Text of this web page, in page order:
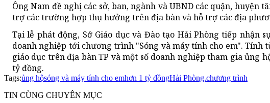
Ông Nam đề nghị các sở, ban, ngành và UBND các quận, huyện
trợ các trường hợp thụ hưởng trên địa bàn và hỗ trợ các địa
Tại lễ phát động, Sở Giáo dục và Đào tạo Hải Phòng tiếp nhận
doanh nghiệp tới chương trình "Sóng và máy tính cho em". Tính
giáo dục trên địa bàn TP và một số doanh nghiệp tham gia ủng
tỷ đồng.
Tags:ủng hộsóng và máy tính cho emhơn 1 tỷ đồngHải Phòng.chương trình
TIN CÙNG CHUYÊN MỤC